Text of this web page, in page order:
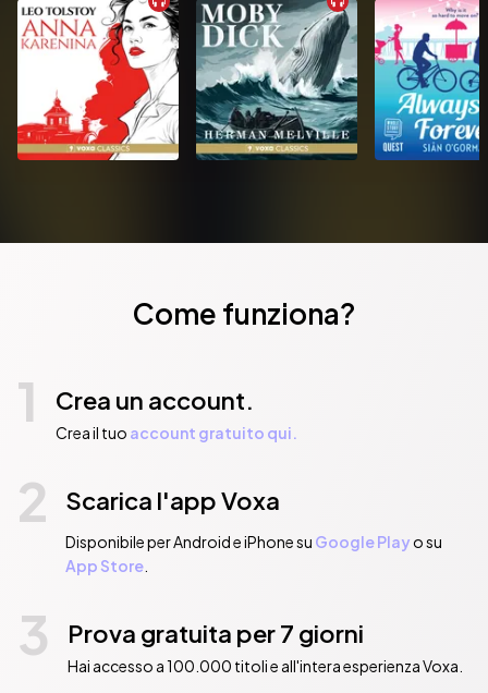
Come funziona?
1 Crea un account.
Crea il tuo account gratuito qui.
2 Scarica l'app Voxa
Disponibile per Android e iPhone su Google Playo su
App Store.
3 Prova gratuita per 7 giorni
Hai accesso a 100.000 titoli e all'intera esperienza Voxa.